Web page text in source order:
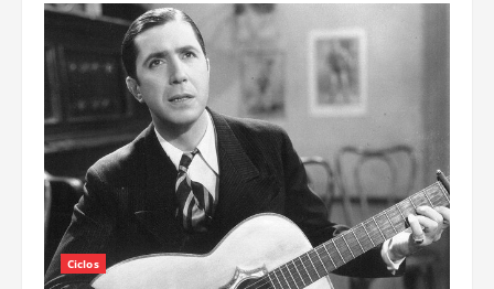
Arranca
un
ciclo
homenaje
a
Carlos
Gardel
Ciclos